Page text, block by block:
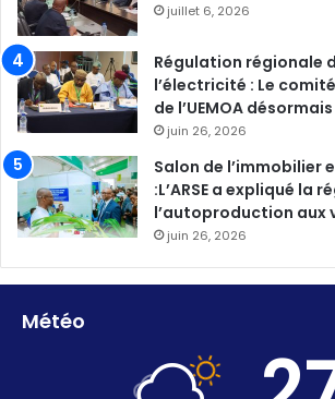
juillet 6, 2026
Régulation régionale
l’électricité : Le
de l’UEMOA
juin 26, 2026
Salon de l’immobilier
:L’ARSE a expliqué la
l’autoproduction aux
juin 26, 2026
Météo